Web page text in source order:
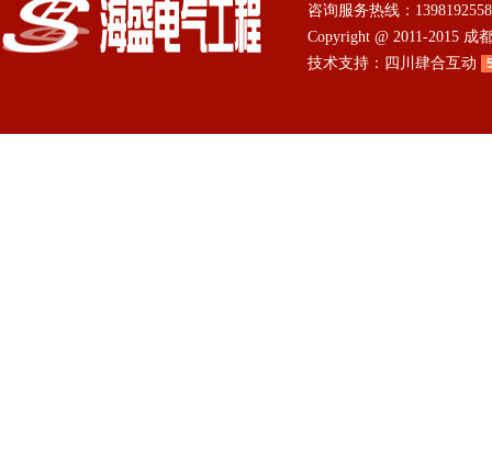
咨询服务热线：
Copyright @ 2011-2015
技术支持： 四川肆合互动